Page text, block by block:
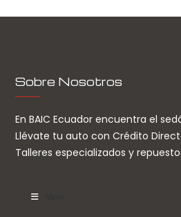
Sobre Nosotros
En BAIC Ecuador encuentra el
Llévate tu auto con Crédito
Talleres especializados y